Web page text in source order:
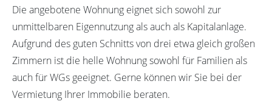
Die angebotene Wohnung eignet sich sowohl zur
unmittelbaren Eigennutzung als auch als Kapitalanlage.
Aufgrund des guten Schnitts von drei etwa gleich großen
Zimmern ist die helle Wohnung sowohl für Familien als
auch für WGs geeignet. Gerne können wir Sie bei der
Vermietung Ihrer Immobilie beraten.